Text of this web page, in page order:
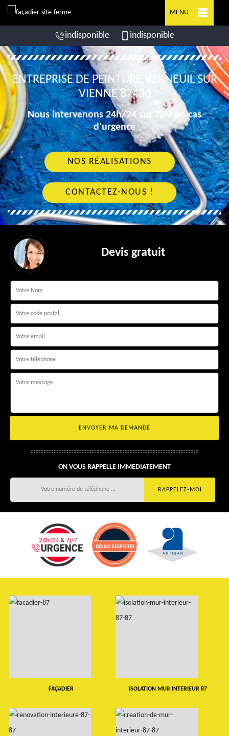
MENU
indisponible indisponible
ENTREPRISE DE PEINTURE VERNEUIL SUR
VIENNE 87430
Nous intervenons 24h/24 sur 7j/7 en cas
d'urgence
NOS RÉALISATIONS
CONTACTEZ-NOUS !
Devis gratuit
ON VOUS RAPPELLE IMMEDIATEMENT
FAÇADIER ISOLATION MUR INTERIEUR 87